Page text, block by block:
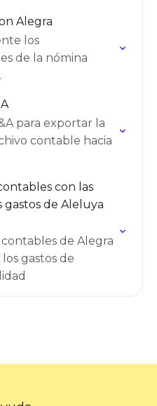
Alegra
los
de la nómina
para exportar la
contable hacia
con las
de Aleluya
de Alegra
gastos de